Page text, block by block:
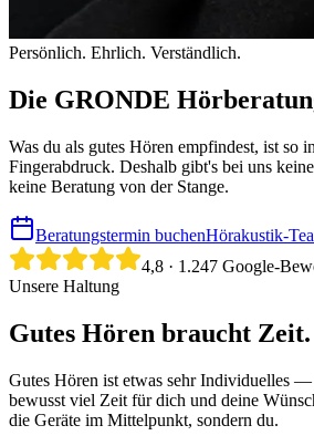
Persönlich. Ehrlich. Verständlich.
Die GRONDE
Was du als gutes Hören empfindest, ist so
Fingerabdruck. Deshalb gibt's bei uns
keine Beratung von der Stange.
Beratungstermin buchenHörakustik-
4,8 · 1.247 Google-
Unsere Haltung
Gutes Hören braucht Zeit.
Gutes Hören ist etwas sehr Individuelles
bewusst viel Zeit für dich und deine
die Geräte im Mittelpunkt, sondern du.